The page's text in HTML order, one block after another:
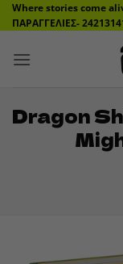
Μετάβαση
στο
Where stories come
ΠΑΡΑΓΓΕΛΙΕΣ-
Dragon